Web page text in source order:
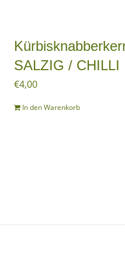
SALZIG / CHILLI
€4,00
In den Warenkorb